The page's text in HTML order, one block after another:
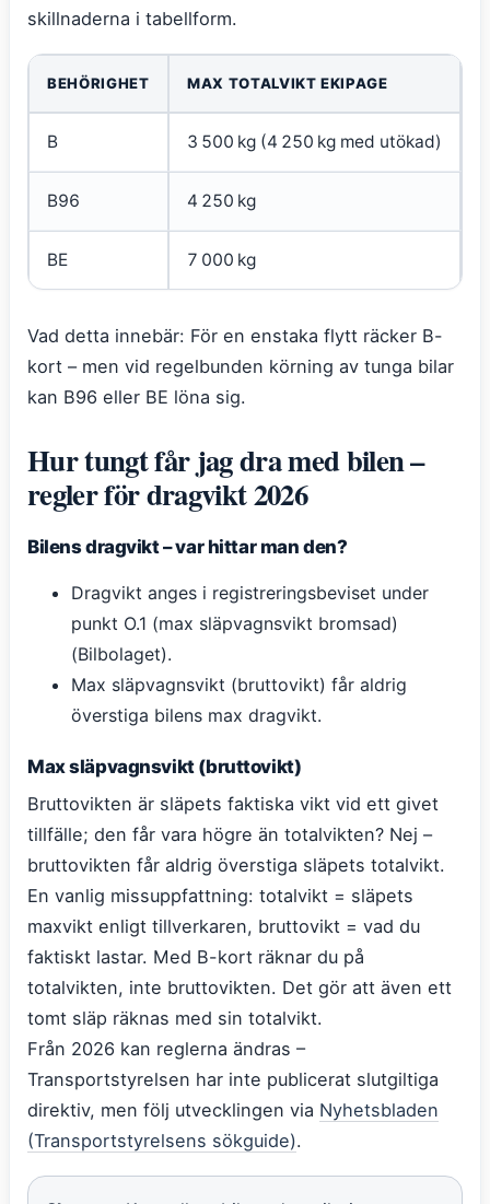
skillnaderna i tabellform.
BEHÖRIGHET MAX TOTALVIKT EKIPAGE
B 3 500 kg (4 250 kg med utökad)
B96 4 250 kg
BE 7 000 kg
Vad detta innebär: För en enstaka flytt räcker B-
kort – men vid regelbunden körning av tunga bilar
kan B96 eller BE löna sig.
Hur tungt får jag dra med bilen –
regler för dragvikt 2026
Bilens dragvikt – var hittar man den?
Dragvikt anges i registreringsbeviset under
punkt O.1 (max släpvagnsvikt bromsad)
(Bilbolaget).
Max släpvagnsvikt (bruttovikt) får aldrig
överstiga bilens max dragvikt.
Max släpvagnsvikt (bruttovikt)
Bruttovikten är släpets faktiska vikt vid ett givet
tillfälle; den får vara högre än totalvikten? Nej –
bruttovikten får aldrig överstiga släpets totalvikt.
En vanlig missuppfattning: totalvikt = släpets
maxvikt enligt tillverkaren, bruttovikt = vad du
faktiskt lastar. Med B-kort räknar du på
totalvikten, inte bruttovikten. Det gör att även ett
tomt släp räknas med sin totalvikt.
Från 2026 kan reglerna ändras –
Transportstyrelsen har inte publicerat slutgiltiga
direktiv, men följ utvecklingen via Nyhetsbladen
(Transportstyrelsens sökguide).